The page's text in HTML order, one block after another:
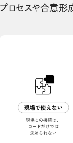
プロセスや合意形